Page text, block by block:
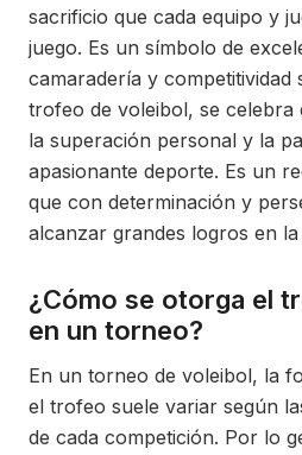
sacrificio que cada equipo y
juego. Es un símbolo de
camaradería y competitividad
trofeo de voleibol, se celebra
la superación personal y la
apasionante deporte. Es un
que con determinación y
alcanzar grandes logros en
¿Cómo se otorga el
en un torneo?
En un torneo de voleibol, la
el trofeo suele variar según
de cada competición. Por lo